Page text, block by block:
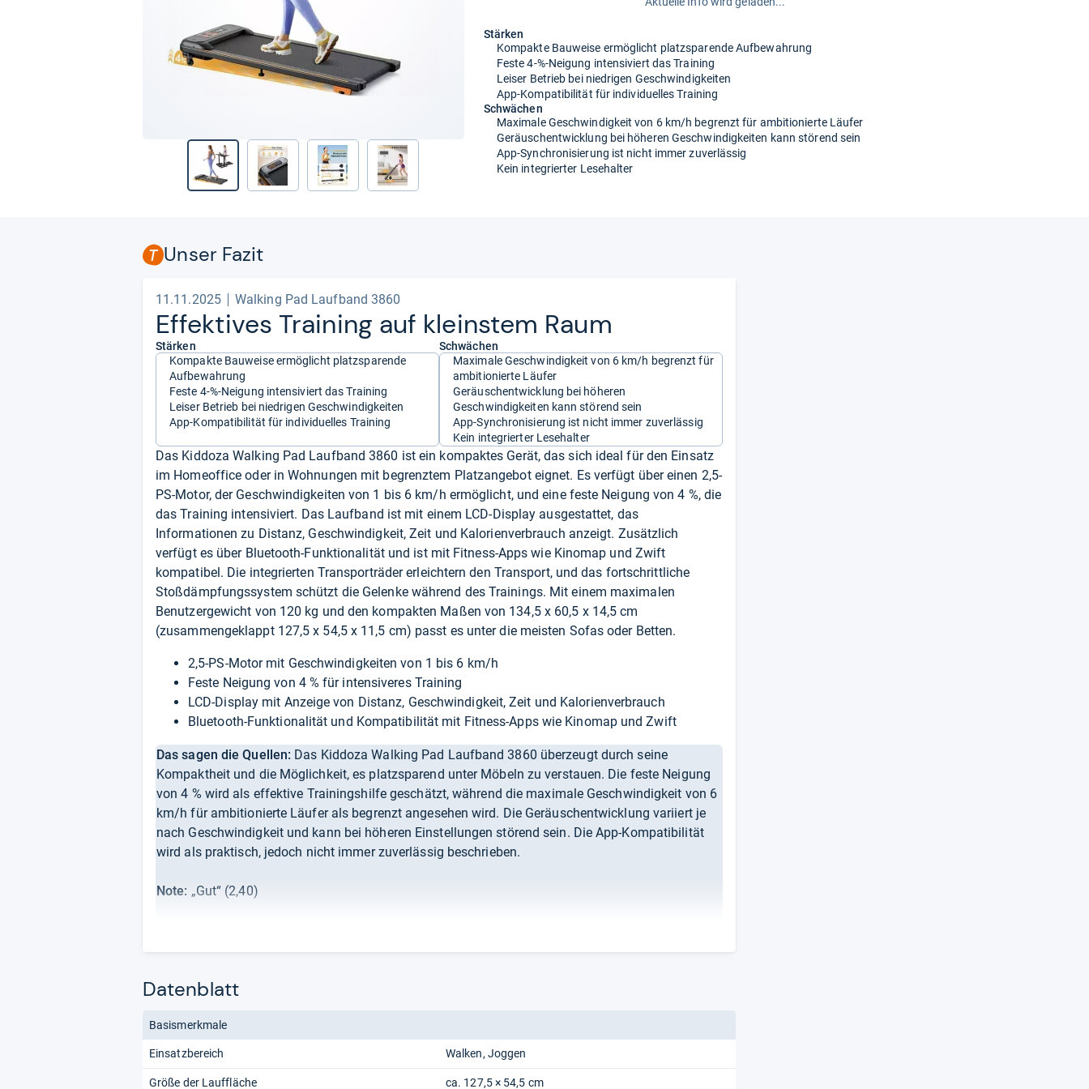
Stärken
Kompakte Bauweise ermöglicht platzsparende Aufbewahrung
Feste 4-%-Neigung intensiviert das Training
Leiser Betrieb bei niedrigen Geschwindigkeiten
App-Kompatibilität für individuelles Training
Schwächen
Maximale Geschwindigkeit von 6 km/h begrenzt für ambitionierte Läufer
Geräuschentwicklung bei höheren Geschwindigkeiten kann störend sein
App-Synchronisierung ist nicht immer zuverlässig
Kein integrierter Lesehalter
Unser Fazit
11.11.2025 Walking Pad Laufband 3860
Effek­ti­ves Trai­ning auf kleins­tem Raum
Stärken
Kompakte Bauweise ermöglicht platzsparende
Aufbewahrung
Feste 4-%-Neigung intensiviert das Training
Leiser Betrieb bei niedrigen Geschwindigkeiten
App-Kompatibilität für individuelles Training
Schwächen
Maximale Geschwindigkeit von 6 km/h begrenzt für
ambitionierte Läufer
Geräuschentwicklung bei höheren
Geschwindigkeiten kann störend sein
App-Synchronisierung ist nicht immer zuverlässig
Kein integrierter Lesehalter
Das Kiddoza Walking Pad Laufband 3860 ist ein kompaktes Gerät, das sich ideal für den Einsatz
im Homeoffice oder in Wohnungen mit begrenztem Platzangebot eignet. Es verfügt über einen 2,5-
PS-Motor, der Geschwindigkeiten von 1 bis 6 km/h ermöglicht, und eine feste Neigung von 4 %, die
das Training intensiviert. Das Laufband ist mit einem LCD-Display ausgestattet, das
Informationen zu Distanz, Geschwindigkeit, Zeit und Kalorienverbrauch anzeigt. Zusätzlich
verfügt es über Bluetooth-Funktionalität und ist mit Fitness-Apps wie Kinomap und Zwift
kompatibel. Die integrierten Transporträder erleichtern den Transport, und das fortschrittliche
Stoßdämpfungssystem schützt die Gelenke während des Trainings. Mit einem maximalen
Benutzergewicht von 120 kg und den kompakten Maßen von 134,5 x 60,5 x 14,5 cm
(zusammengeklappt 127,5 x 54,5 x 11,5 cm) passt es unter die meisten Sofas oder Betten.
2,5-PS-Motor mit Geschwindigkeiten von 1 bis 6 km/h
Feste Neigung von 4 % für intensiveres Training
LCD-Display mit Anzeige von Distanz, Geschwindigkeit, Zeit und Kalorienverbrauch
Bluetooth-Funktionalität und Kompatibilität mit Fitness-Apps wie Kinomap und Zwift
Das sagen die Quellen: Das Kiddoza Walking Pad Laufband 3860 überzeugt durch seine
Kompaktheit und die Möglichkeit, es platzsparend unter Möbeln zu verstauen. Die feste Neigung
von 4 % wird als effektive Trainingshilfe geschätzt, während die maximale Geschwindigkeit von 6
km/h für ambitionierte Läufer als begrenzt angesehen wird. Die Geräuschentwicklung variiert je
nach Geschwindigkeit und kann bei höheren Einstellungen störend sein. Die App-Kompatibilität
wird als praktisch, jedoch nicht immer zuverlässig beschrieben.
Note: „Gut“ (2,40)
Redaktion von Testberichte.de
Datenblatt
Basismerkmale
Einsatzbereich Walken Joggen
Größe der Lauffläche ca. 127,5 × 54,5 cm